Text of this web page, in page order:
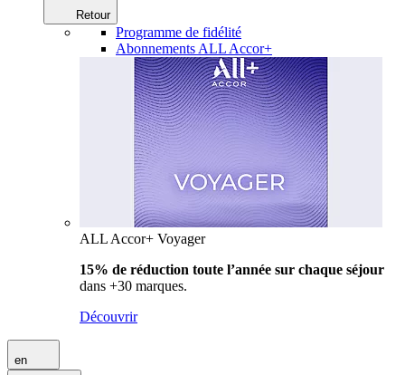
Retour
Programme de fidélité
Abonnements ALL Accor+
ALL Accor+ Voyager
15% de réduction toute l’année sur chaque séjour
dans +30 marques.
Découvrir
en